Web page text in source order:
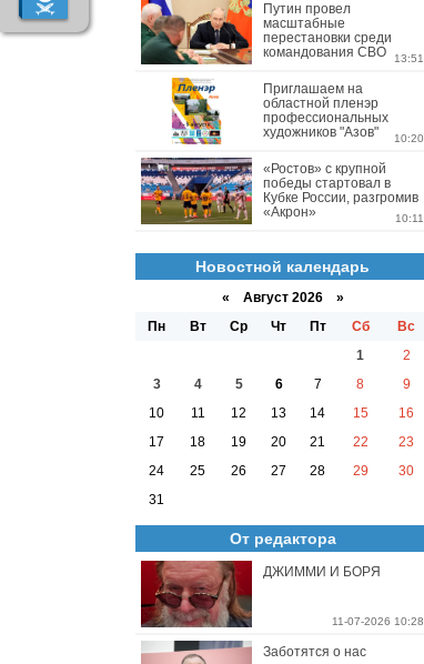
Путин провел
масштабные
перестановки среди
командования СВО
13:51
Приглашаем на
областной пленэр
профессиональных
художников "Азов"
10:20
«Ростов» с крупной
победы стартовал в
Кубке России, разгромив
«Акрон»
10:11
Новостной календарь
« Август 2026 »
Пн
Вт Ср Чт Пт Сб
Вс
1
2
3
4 5 6 7 8
9
10
11 12 13 14 15
16
17
18 19 20 21 22
23
24
25 26 27 28 29
30
31
От редактора
ДЖИММИ И БОРЯ
11-07-2026 10:28
Заботятся о нас